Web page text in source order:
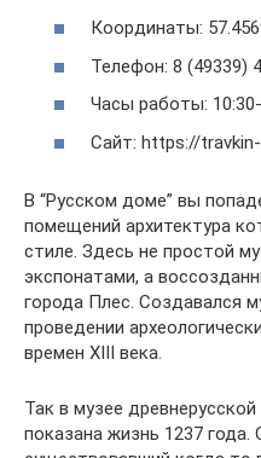
Координаты:
Телефон: 8 (49339)
Часы работы:
Сайт: https://
В “Русском доме” вы
помещений архитектура
стиле. Здесь не простой
экспонатами, а
города Плес. Создавался
проведении
времен XIII века.
Так в музее
показана жизнь 1237 года.